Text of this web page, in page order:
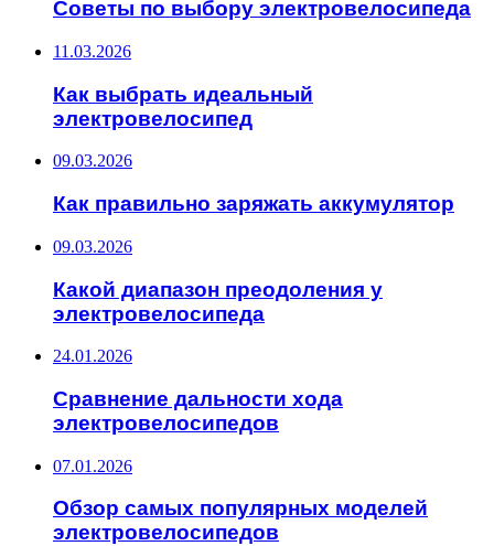
Советы по выбору электровелосипеда
11.03.2026
Как выбрать идеальный
электровелосипед
09.03.2026
Как правильно заряжать аккумулятор
09.03.2026
Какой диапазон преодоления у
электровелосипеда
24.01.2026
Сравнение дальности хода
электровелосипедов
07.01.2026
Обзор самых популярных моделей
электровелосипедов